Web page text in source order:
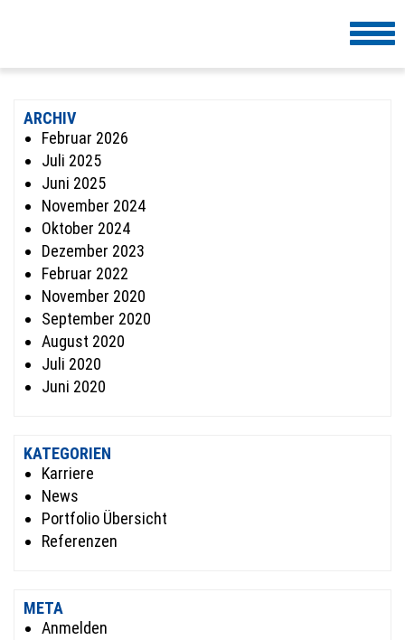
ARCHIV
Februar 2026
Juli 2025
Juni 2025
November 2024
Oktober 2024
Dezember 2023
Februar 2022
November 2020
September 2020
August 2020
Juli 2020
Juni 2020
KATEGORIEN
Karriere
News
Portfolio Übersicht
Referenzen
META
Anmelden